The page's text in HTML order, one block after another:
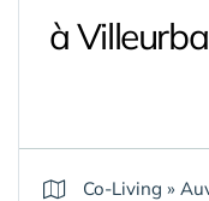
à
Co-Living »